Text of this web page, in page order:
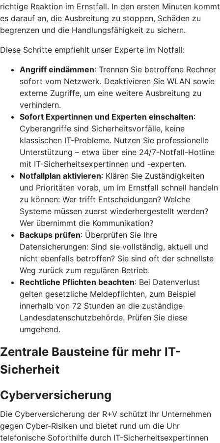
richtige Reaktion im Ernstfall. In den ersten Minuten kommt
es darauf an, die Ausbreitung zu stoppen, Schäden zu
begrenzen und die Handlungsfähigkeit zu sichern.
Diese Schritte empfiehlt unser Experte im Notfall:
Angriff eindämmen: Trennen Sie betroffene Rechner
sofort vom Netzwerk. Deaktivieren Sie WLAN sowie
externe Zugriffe, um eine weitere Ausbreitung zu
verhindern.
Sofort Expertinnen und Experten einschalten:
Cyberangriffe sind Sicherheitsvorfälle, keine
klassischen IT-Probleme. Nutzen Sie professionelle
Unterstützung – etwa über eine 24/7-Notfall-Hotline
mit IT-Sicherheitsexpertinnen und -experten.
Notfallplan aktivieren: Klären Sie Zuständigkeiten
und Prioritäten vorab, um im Ernstfall schnell handeln
zu können: Wer trifft Entscheidungen? Welche
Systeme müssen zuerst wiederhergestellt werden?
Wer übernimmt die Kommunikation?
Backups prüfen: Überprüfen Sie Ihre
Datensicherungen: Sind sie vollständig, aktuell und
nicht ebenfalls betroffen? Sie sind oft der schnellste
Weg zurück zum regulären Betrieb.
Rechtliche Pflichten beachten: Bei Datenverlust
gelten gesetzliche Meldepflichten, zum Beispiel
innerhalb von 72 Stunden an die zuständige
Landesdatenschutzbehörde. Prüfen Sie diese
umgehend.
Zentrale Bausteine für mehr IT-
Sicherheit
Cyberversicherung
Die Cyberversicherung der R+V schützt Ihr Unternehmen
gegen Cyber-Risiken und bietet rund um die Uhr
telefonische Soforthilfe durch IT-Sicherheitsexpertinnen